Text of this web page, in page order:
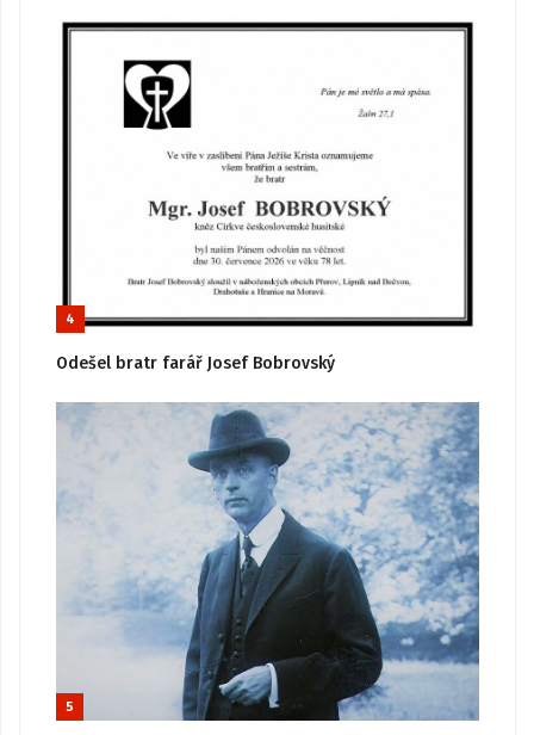
4
Odešel bratr farář Josef Bobrovský
5